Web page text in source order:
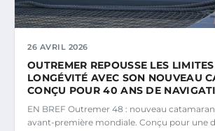
26 AVRIL 2026
OUTREMER REPOUSSE LES
LONGÉVITÉ AVEC SON NOUVEAU
CONÇU POUR 40 ANS DE
EN BREF Outremer 48 : nouveau
avant-première mondiale. Conçu pour une